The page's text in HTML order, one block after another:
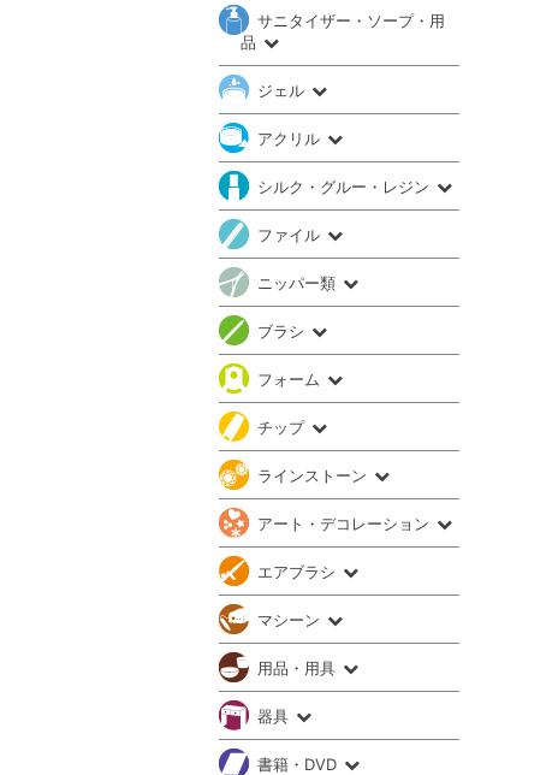
サニタイザー・ソープ・用
品
ジェル
アクリル
シルク・グルー・レジン
ファイル
ニッパー類
ブラシ
フォーム
チップ
ラインストーン
アート・デコレーション
エアブラシ
マシーン
用品・用具
器具
書籍・DVD